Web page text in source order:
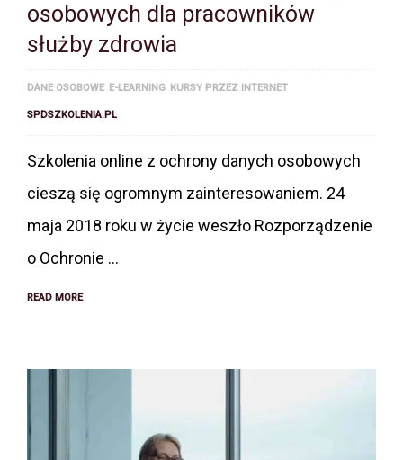
osobowych dla pracowników
służby zdrowia
DANE OSOBOWE E-LEARNING KURSY PRZEZ INTERNET
SPDSZKOLENIA.PL
Szkolenia online z ochrony danych osobowych
cieszą się ogromnym zainteresowaniem. 24
maja 2018 roku w życie weszło Rozporządzenie
o Ochronie …
READ MORE